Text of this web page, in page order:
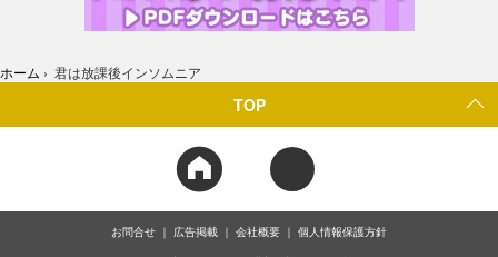
ホーム › 君は放課後インソムニア
TOP
お問合せ 広告掲載 会社概要 個人情報保護方針